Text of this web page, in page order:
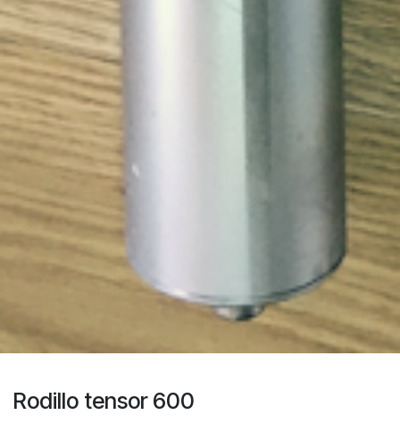
Rodillo tensor 600